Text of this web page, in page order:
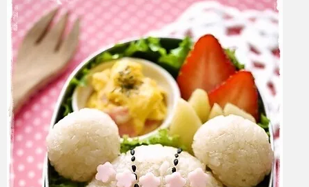
azuki 2017年6月6日